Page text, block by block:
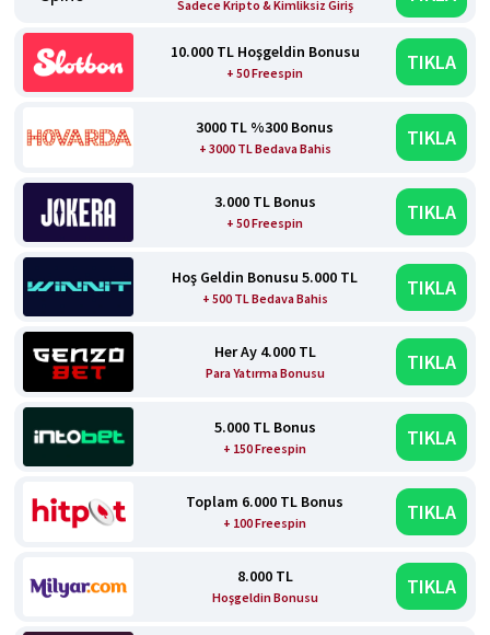
Sadece Kripto & Kimliksiz Giriş
10.000 TL Hoşgeldin Bonusu
+ 50 Freespin TIKLA
3000 TL %300 Bonus
+ 3000 TL Bedava Bahis TIKLA
3.000 TL Bonus
+ 50 Freespin TIKLA
Hoş Geldin Bonusu 5.000 TL
+ 500 TL Bedava Bahis TIKLA
Her Ay 4.000 TL
Para Yatırma Bonusu TIKLA
5.000 TL Bonus
+ 150 Freespin TIKLA
Toplam 6.000 TL Bonus
+ 100 Freespin TIKLA
8.000 TL
Hoşgeldin Bonusu TIKLA